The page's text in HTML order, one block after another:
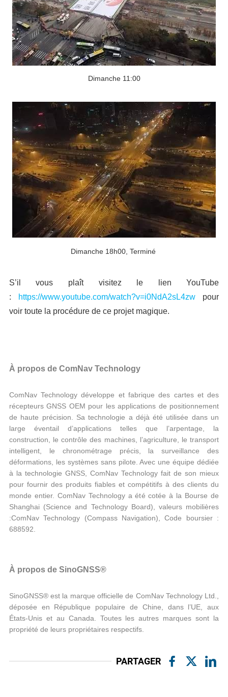
Dimanche 11:00
Dimanche 18h00, Terminé
S’il vous plaît visitez le lien YouTube
:
https://www.youtube.com/watch?v=i0NdA2sL4zw pour
voir toute la procédure de ce projet magique.
À propos de ComNav Technology
ComNav Technology développe et fabrique des cartes et des
récepteurs GNSS OEM pour les applications de positionnement
de haute précision. Sa technologie a déjà été utilisée dans un
large éventail d’applications telles que l’arpentage, la
construction, le contrôle des machines, l’agriculture, le transport
intelligent, le chronométrage précis, la surveillance des
déformations, les systèmes sans pilote. Avec une équipe dédiée
à la technologie GNSS, ComNav Technology fait de son mieux
pour fournir des produits fiables et compétitifs à des clients du
monde entier. ComNav Technology a été cotée à la Bourse de
Shanghai (Science and Technology Board), valeurs mobilières
:ComNav Technology (Compass Navigation), Code boursier :
688592.
À propos de SinoGNSS®
SinoGNSS® est la marque officielle de ComNav Technology Ltd.,
déposée en République populaire de Chine, dans l’UE, aux
États-Unis et au Canada. Toutes les autres marques sont la
propriété de leurs propriétaires respectifs.
PARTAGER